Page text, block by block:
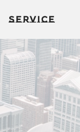
Service